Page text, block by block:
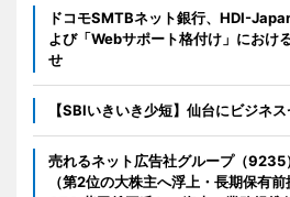
ドコモSMTBネット銀行、HDI-
よび「Webサポート格付け」におけ
せ
【SBIいきいき少短】仙台にビジネ
売れるネット広告社グループ（9235
（第2位の大株主へ浮上・長期保有